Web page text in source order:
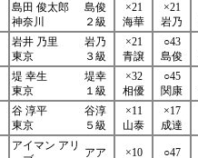
島田 俊太郎
神奈川
島俊
２級
×21
海華
×21
岩乃
岩井 乃里
東京
岩乃
３級
×21
青譲
○43
島俊
堤 幸生
東京
堤幸
１級
×32
相優
○45
関康
谷 淳平
東京
谷淳
５級
×11
山泰
×17
成達
アイマン アリ
アア ×10 ○47